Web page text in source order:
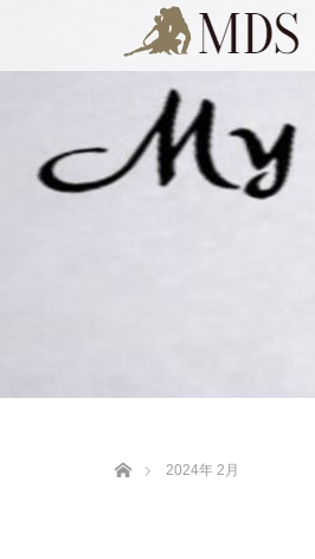
2024年 2月